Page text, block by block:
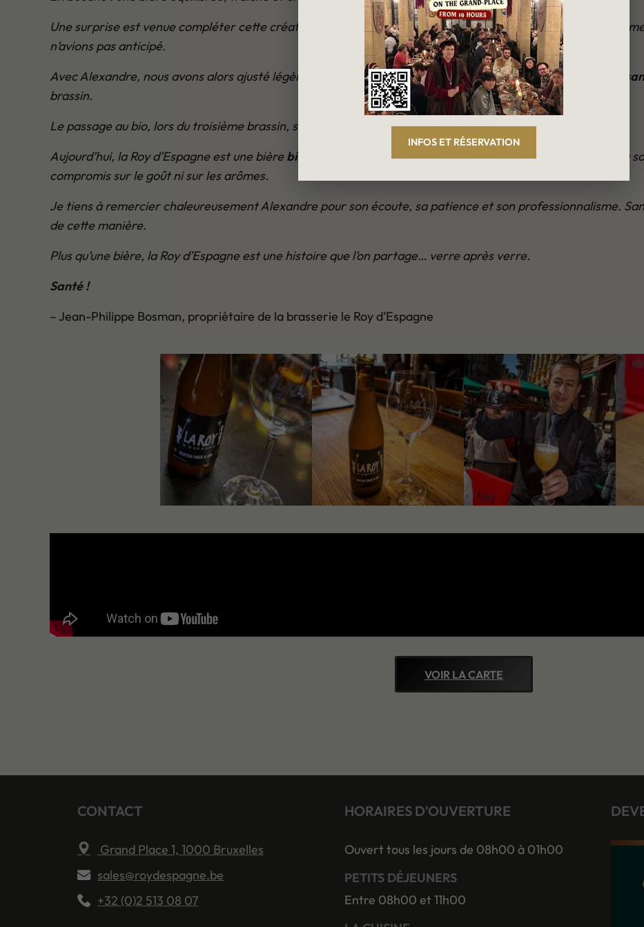
Une surprise est venue compléter cette création : l’analyse du premier brassin a révélé une bière
n’avions pas anticipé.
Avec Alexandre, nous avons alors ajusté légèrement la recette pour atteindre un objectif clair :
une bière
brassin.
Le passage au bio, lors du troisième brassin, s’est imposé comme une évidence.
Aujourd’hui, la Roy d’Espagne est une bièrebio, sans gluten, à 6,5%, à la fois digeste, expressive et fidèle à
compromis sur le goût ni sur les arômes.
Je tiens à remercier chaleureusement Alexandre pour son écoute, sa patience et son professionnalisme.
de cette manière.
Plus qu’une bière, la Roy d’Espagne est une histoire que l’on partage… verre après verre.
Santé !
– Jean-Philippe Bosman, propriétaire de la brasserie le Roy d’Espagne
VOIR LA CARTE
CONTACT
Grand Place 1, 1000 Bruxelles
sales@roydespagne.be
+32 (0)2 513 08 07
HORAIRES D'OUVERTURE
Ouvert tous les jours de 08h00 à 01h00
PETITS DÉJEUNERS
Entre 08h00 et 11h00
INFOS ET RÉSERVATION